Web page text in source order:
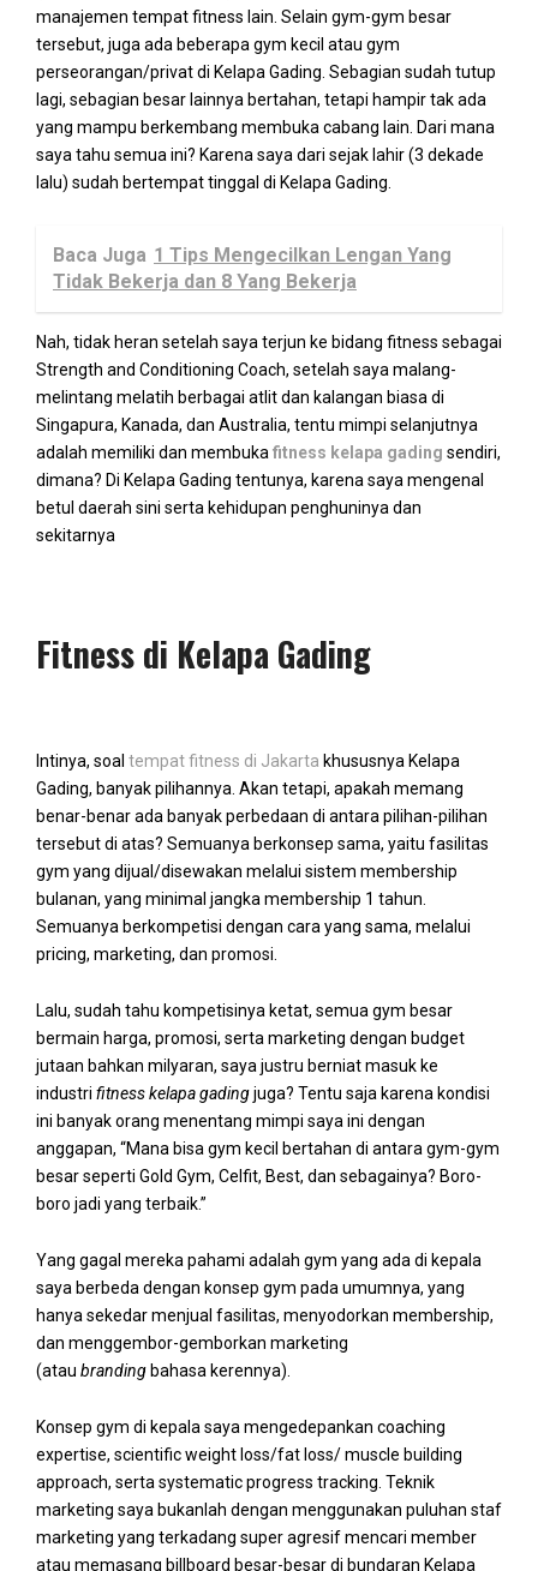
manajemen tempat fitness lain. Selain gym-gym besar
tersebut, juga ada beberapa gym kecil atau gym
perseorangan/privat di Kelapa Gading. Sebagian sudah tutup
lagi, sebagian besar lainnya bertahan, tetapi hampir tak ada
yang mampu berkembang membuka cabang lain. Dari mana
saya tahu semua ini? Karena saya dari sejak lahir (3 dekade
lalu) sudah bertempat tinggal di Kelapa Gading.
Baca Juga 1 Tips Mengecilkan Lengan Yang
Tidak Bekerja dan 8 Yang Bekerja
Nah, tidak heran setelah saya terjun ke bidang fitness sebagai
Strength and Conditioning Coach, setelah saya malang-
melintang melatih berbagai atlit dan kalangan biasa di
Singapura, Kanada, dan Australia, tentu mimpi selanjutnya
adalah memiliki dan membuka fitness kelapa gading sendiri,
dimana? Di Kelapa Gading tentunya, karena saya mengenal
betul daerah sini serta kehidupan penghuninya dan
sekitarnya
Fitness di Kelapa Gading
Intinya, soal tempat fitness di Jakarta khususnya Kelapa
Gading, banyak pilihannya. Akan tetapi, apakah memang
benar-benar ada banyak perbedaan di antara pilihan-pilihan
tersebut di atas? Semuanya berkonsep sama, yaitu fasilitas
gym yang dijual/disewakan melalui sistem membership
bulanan, yang minimal jangka membership 1 tahun.
Semuanya berkompetisi dengan cara yang sama, melalui
pricing, marketing, dan promosi.
Lalu, sudah tahu kompetisinya ketat, semua gym besar
bermain harga, promosi, serta marketing dengan budget
jutaan bahkan milyaran, saya justru berniat masuk ke
industri fitness kelapa gadingjuga? Tentu saja karena kondisi
ini banyak orang menentang mimpi saya ini dengan
anggapan, “Mana bisa gym kecil bertahan di antara gym-gym
besar seperti Gold Gym, Celfit, Best, dan sebagainya? Boro-
boro jadi yang terbaik.”
Yang gagal mereka pahami adalah gym yang ada di kepala
saya berbeda dengan konsep gym pada umumnya, yang
hanya sekedar menjual fasilitas, menyodorkan membership,
dan menggembor-gemborkan marketing
(atau branding bahasa kerennya).
Konsep gym di kepala saya mengedepankan coaching
expertise, scientific weight loss/fat loss/ muscle building
approach, serta systematic progress tracking. Teknik
marketing saya bukanlah dengan menggunakan puluhan staf
marketing yang terkadang super agresif mencari member
atau memasang billboard besar-besar di bundaran Kelapa